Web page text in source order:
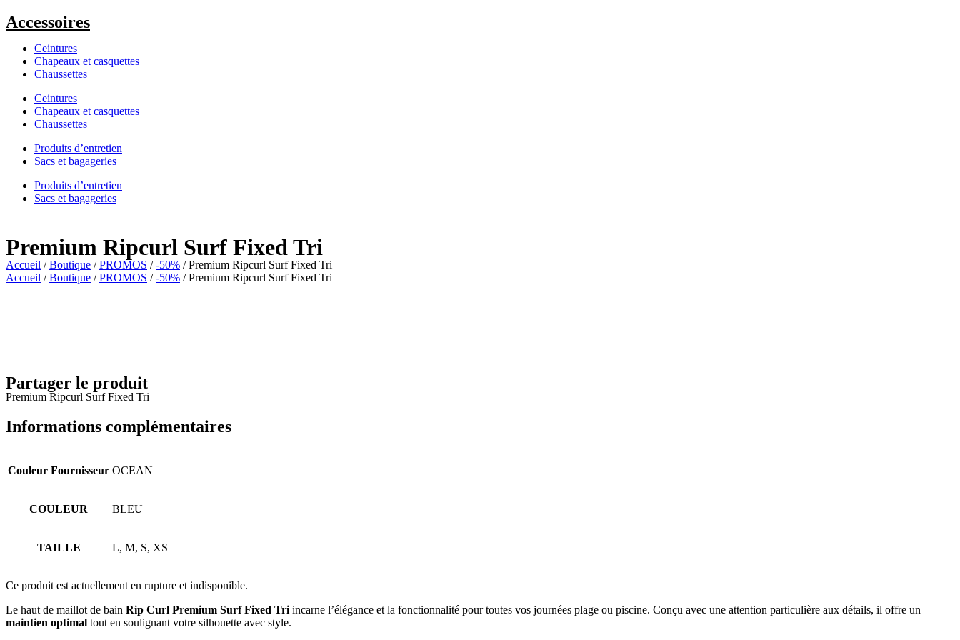
Accessoires
Ceintures
Chapeaux et casquettes
Chaussettes
Ceintures
Chapeaux et casquettes
Chaussettes
Produits d’entretien
Sacs et bagageries
Produits d’entretien
Sacs et bagageries
Premium Ripcurl Surf Fixed Tri
Accueil /Boutique /PROMOS /-50% / Premium Ripcurl Surf Fixed Tri
Accueil /Boutique /PROMOS /-50% / Premium Ripcurl Surf Fixed Tri
Partager le produit
Premium Ripcurl Surf Fixed Tri
Informations complémentaires
Couleur Fournisseur OCEAN
COULEUR BLEU
TAILLE L, M, S, XS
Ce produit est actuellement en rupture et indisponible.
Le haut de maillot de bain Rip Curl Premium Surf Fixed Tri incarne l’élégance et la fonctionnalité pour toutes vos journées plage ou piscine. Conçu avec une attention particulière aux détails, il offre un
maintien optimal tout en soulignant votre silhouette avec style.